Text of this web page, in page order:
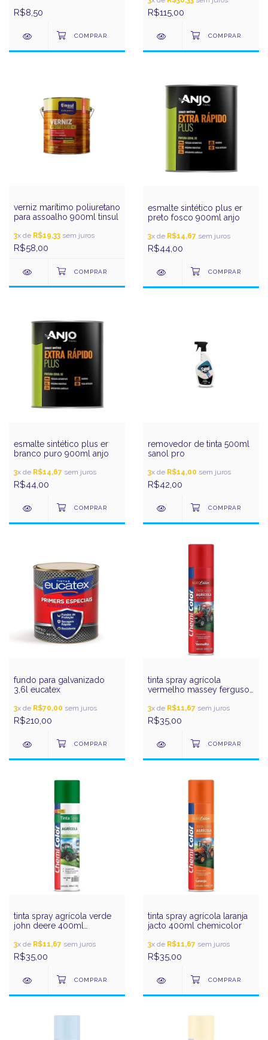
R$8,50 R$115,00
verniz marítimo poliuretano
para assoalho 900ml tinsul
3x de R$19,33 sem juros
R$58,00
esmalte sintético plus er
preto fosco 900ml anjo
3x de R$14,67 sem juros
R$44,00
esmalte sintético plus er
branco puro 900ml anjo
3x de R$14,67 sem juros
R$44,00
removedor de tinta 500ml
sanol pro
3x de R$14,00 sem juros
R$42,00
fundo para galvanizado
3,6l eucatex
3x de R$70,00 sem juros
R$210,00
tinta spray agrícola
vermelho massey ferguson
3x de R$11,67 sem juros
R$35,00
tinta spray agrícola verde
john deere 400ml
3x de R$11,67 sem juros
R$35,00
tinta spray agrícola laranja
jacto 400ml chemicolor
3x de R$11,67 sem juros
R$35,00